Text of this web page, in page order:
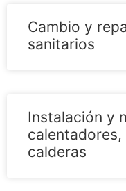
Cambio y
sanitarios
Instalación y
calderas